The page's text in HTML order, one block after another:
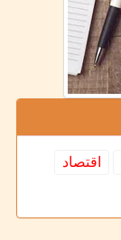
اقتصاد